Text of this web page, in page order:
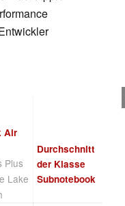
Air
Plus
Lake
Durchschnitt
der Klasse
Subnotebook